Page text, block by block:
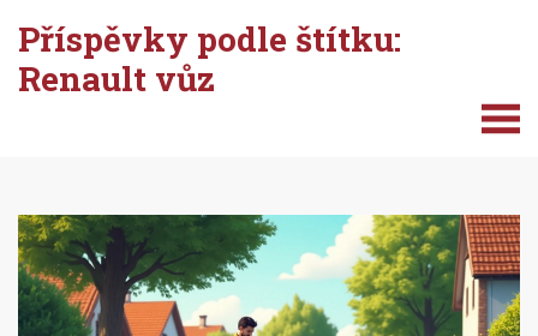
Příspěvky podle štítku:
Renault vůz